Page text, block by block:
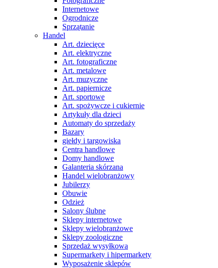
Internetowe
Ogrodnicze
Sprzątanie
Handel
Art. dziecięce
Art. elektryczne
Art. fotograficzne
Art. metalowe
Art. muzyczne
Art. papiernicze
Art. sportowe
Art. spożywcze i cukiernie
Artykuły dla dzieci
Automaty do sprzedaży
Bazary
giełdy i targowiska
Centra handlowe
Domy handlowe
Galanteria skórzana
Handel wielobranżowy
Jubilerzy
Obuwie
Odzież
Salony ślubne
Sklepy internetowe
Sklepy wielobranżowe
Sklepy zoologiczne
Sprzedaż wysyłkowa
Supermarkety i hipermarkety
Wyposażenie sklepów